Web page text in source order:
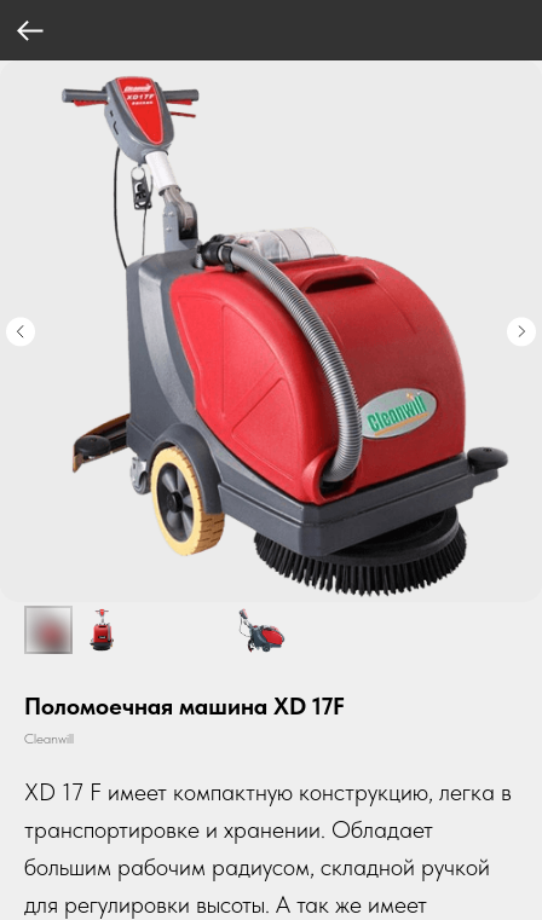
Поломоечная машина XD 17F
Cleanwill
XD 17 F имеет компактную конструкцию, легка в
транспортировке и хранении. Обладает
большим рабочим радиусом, складной ручкой
для регулировки высоты. А так же имеет